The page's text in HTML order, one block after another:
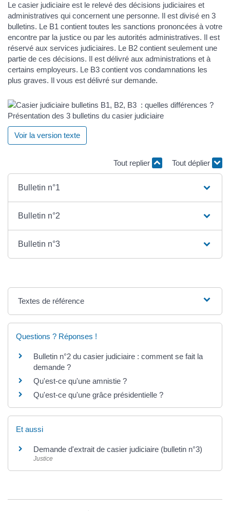
Le casier judiciaire est le relevé des décisions judiciaires et
administratives qui concernent une personne. Il est divisé en 3
bulletins. Le B1 contient toutes les sanctions prononcées à votre
encontre par la justice ou par les autorités administratives. Il est
réservé aux services judiciaires. Le B2 contient seulement une
partie de ces décisions. Il est délivré aux administrations et à
certains employeurs. Le B3 contient vos condamnations les
plus graves. Il vous est délivré sur demande.
Présentation des 3 bulletins du casier judiciaire
Voir la version texte
Tout replier Tout déplier
Bulletin n°1
Bulletin n°2
Bulletin n°3
Textes de référence
Questions ? Réponses !
Bulletin n°2 du casier judiciaire : comment se fait la
demande ?
Qu'est-ce qu'une amnistie ?
Qu'est-ce qu'une grâce présidentielle ?
Et aussi
Demande d'extrait de casier judiciaire (bulletin n°3)
Justice